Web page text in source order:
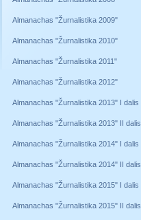
Almanachas "Žurnalistika 2009"
Almanachas "Žurnalistika 2010"
Almanachas "Žurnalistika 2011"
Almanachas "Žurnalistika 2012"
Almanachas "Žurnalistika 2013" I dalis
Almanachas "Žurnalistika 2013" II dalis
Almanachas "Žurnalistika 2014" I dalis
Almanachas "Žurnalistika 2014" II dalis
Almanachas "Žurnalistika 2015" I dalis
Almanachas "Žurnalistika 2015" II dalis